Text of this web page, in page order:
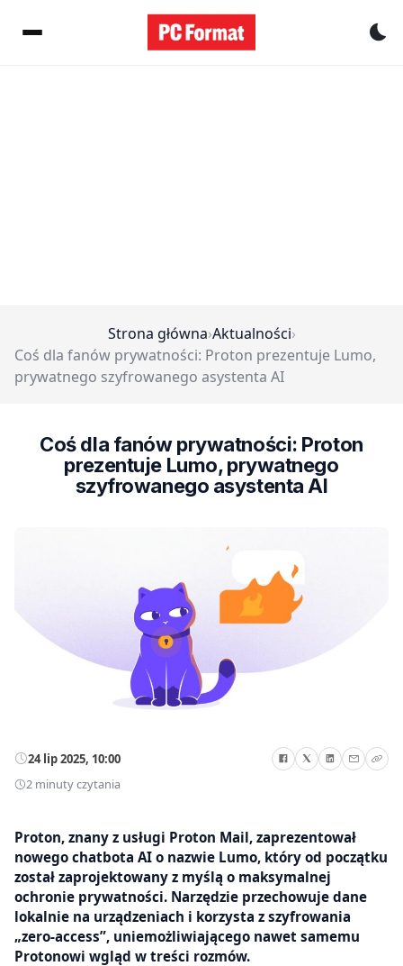
Strona główna›Aktualności›
Coś dla fanów prywatności: Proton prezentuje Lumo,
prywatnego szyfrowanego asystenta AI
Coś dla fanów prywatności: Proton
prezentuje Lumo, prywatnego
szyfrowanego asystenta AI
24 lip 2025, 10:00
2 minuty czytania
Proton, znany z usługi Proton Mail, zaprezentował
nowego chatbota AI o nazwie Lumo, który od początku
został zaprojektowany z myślą o maksymalnej
ochronie prywatności. Narzędzie przechowuje dane
lokalnie na urządzeniach i korzysta z szyfrowania
„zero‑access”, uniemożliwiającego nawet samemu
Protonowi wgląd w treści rozmów.